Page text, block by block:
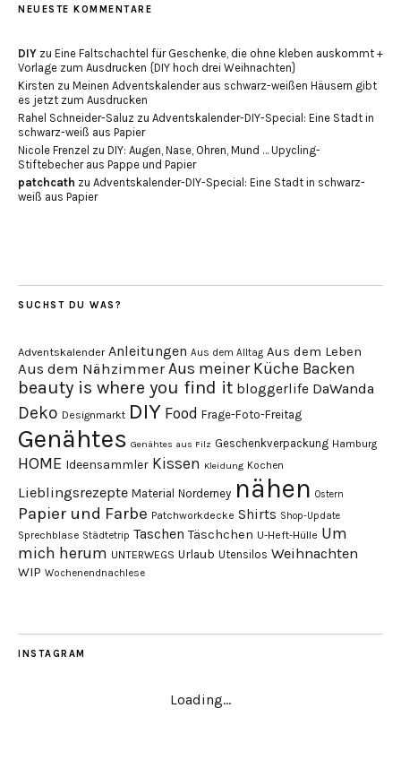
NEUESTE KOMMENTARE
DIY zu Eine Faltschachtel für Geschenke, die ohne kleben auskommt +
Vorlage zum Ausdrucken {DIY hoch drei Weihnachten}
Kirsten zu Meinen Adventskalender aus schwarz-weißen Häusern gibt
es jetzt zum Ausdrucken
Rahel Schneider-Saluz zu Adventskalender-DIY-Special: Eine Stadt in
schwarz-weiß aus Papier
Nicole Frenzel zu DIY: Augen, Nase, Ohren, Mund … Upycling-
Stiftebecher aus Pappe und Papier
patchcath zu Adventskalender-DIY-Special: Eine Stadt in schwarz-
weiß aus Papier
SUCHST DU WAS?
Adventskalender Anleitungen Aus dem Alltag Aus dem Leben
Aus dem Nähzimmer Aus meiner Küche Backen
beauty is where you find it bloggerlife DaWanda
Deko Designmarkt DIY Food Frage-Foto-Freitag
Genähtes Genähtes aus Filz Geschenkverpackung Hamburg
HOME Ideensammler Kissen Kleidung Kochen
Lieblingsrezepte Material Norderney nähen Ostern
Papier und Farbe Patchworkdecke Shirts Shop-Update
Sprechblase Städtetrip Taschen Täschchen U-Heft-Hülle Um
mich herum UNTERWEGS Urlaub Utensilos Weihnachten
WIP Wochenendnachlese
INSTAGRAM
Loading...